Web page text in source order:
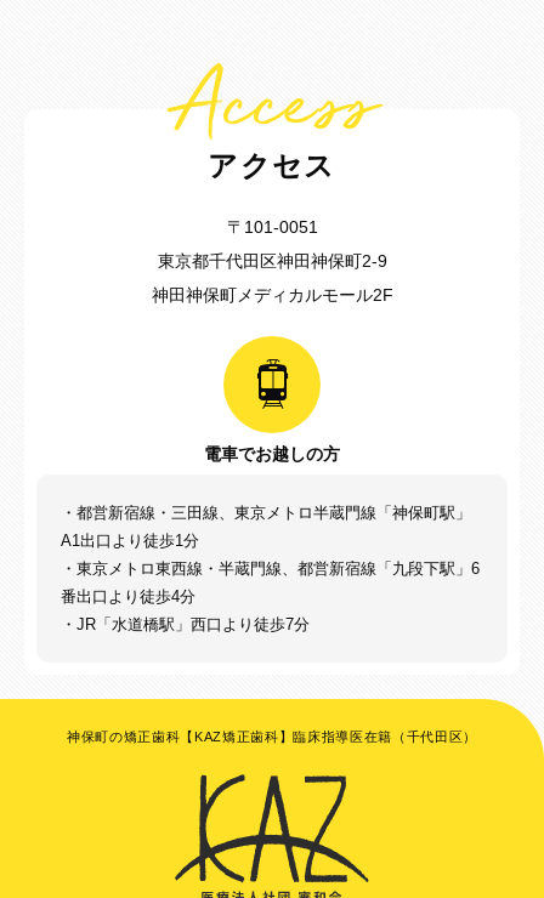
Access
アクセス
〒101-0051
東京都千代田区神田神保町2-9
神田神保町メディカルモール2F
電車でお越しの方
・都営新宿線・三田線、東京メトロ半蔵門線「神保町駅」
A1出口より徒歩1分
・東京メトロ東西線・半蔵門線、都営新宿線「九段下駅」6
番出口より徒歩4分
・JR「水道橋駅」西口より徒歩7分
神保町の矯正歯科【KAZ矯正歯科】臨床指導医在籍（千代田区）